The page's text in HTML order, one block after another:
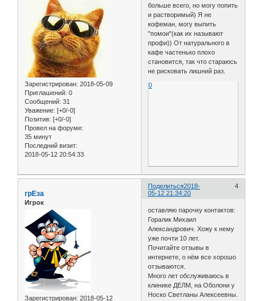
Зарегистрирован: 2018-05-09
Приглашений: 0
Сообщений: 31
Уважение: [+0/-0]
Позитив: [+0/-0]
Провел на форуме:
35 минут
Последний визит:
2018-05-12 20:54:33
больше всего, но могу попить
и растворимый) Я не
кофеман, могу выпить
"помои"(как их называют
профи)) От натурального в
кафе частенько плохо
становится, так что стараюсь
не рисковать лишний раз.
0
Поделиться 4
2018-
05-12 21:34:20
грЕза
Игрок
Зарегистрирован: 2018-05-12
оставляю парочку контактов:
Горалик Михаил
Александрович. Хожу к нему
уже почти 10 лет.
Почитайте отзывы в
интернете, о нём все хорошо
отзываются.
Много лет обслуживаюсь в
клинике ДЕЛМ, на Оболони у
Носко Светланы Алексеевны.